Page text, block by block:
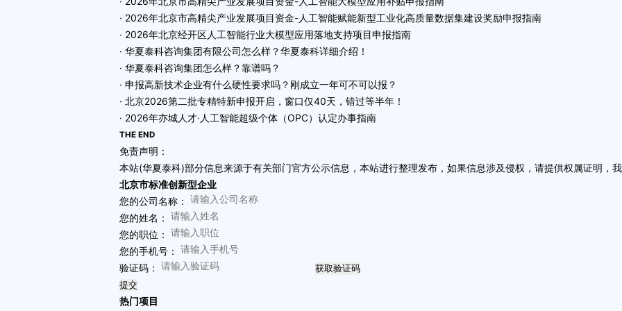
· 2026年北京市高精尖产业发展项目资金-人工智能赋能新型工业化高质量数据集建设奖励申报指南
· 2026年北京经开区人工智能行业大模型应用落地支持项目申报指南
· 华夏泰科咨询集团有限公司怎么样？华夏泰科详细介绍！
· 华夏泰科咨询集团怎么样？靠谱吗？
· 申报高新技术企业有什么硬性要求吗？刚成立一年可不可以报？
· 北京2026第二批专精特新申报开启，窗口仅40天，错过等半年！
· 2026年亦城人才·人工智能超级个体（OPC）认定办事指南
THE END
免责声明：
本站(华夏泰科)部分信息来源于有关部门官方公示信息，本站进行整理发布，如果信息涉及侵权，请提供权属证明，我
北京市标准创新型企业
您的公司名称：
您的姓名：
您的职位：
您的手机号：
验证码：
获取验证码
提交
热门项目